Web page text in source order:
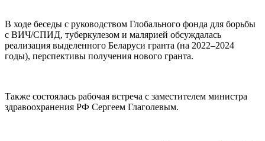
В ходе беседы с руководством Глобального фонда для борьбы
с ВИЧ/СПИД, туберкулезом и малярией обсуждалась
реализация выделенного Беларуси гранта (на 2022–2024
годы), перспективы получения нового гранта.
Также состоялась рабочая встреча с заместителем министра
здравоохранения РФ Сергеем Глаголевым.